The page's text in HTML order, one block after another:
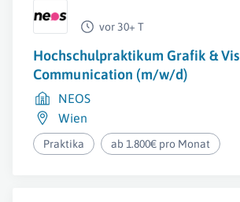
vor 30+ T
Hochschulpraktikum Grafik &
Communication (m/w/d)
NEOS
Wien
Praktika ab 1.800€ pro Monat